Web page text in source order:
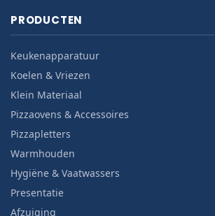
PRODUCTEN
Keukenapparatuur
Koelen & Vriezen
Klein Materiaal
Pizzaovens & Accessoires
Pizzapletters
Warmhouden
Hygiëne & Vaatwassers
Presentatie
Afzuiging